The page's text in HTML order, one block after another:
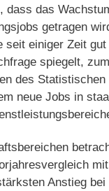
dass das
getragen
seit einiger Zeit gut
spiegelt,
des Statistischen
neue Jobs in
Anstieg